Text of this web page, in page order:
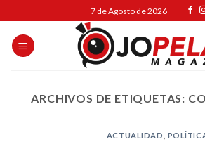
to
content
7 de Agosto de 2026
ARCHIVOS DE ETIQUETAS:
ACTUALIDAD